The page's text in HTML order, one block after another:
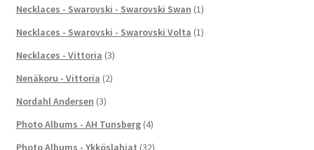
Necklaces - Swarovski - Swarovski Swan (1)
Necklaces - Swarovski - Swarovski Volta (1)
Necklaces - Vittoria (3)
Nenäkoru - Vittoria (2)
Nordahl Andersen (3)
Photo Albums - AH Tunsberg (4)
Photo Albums - Ykköslahjat (32)